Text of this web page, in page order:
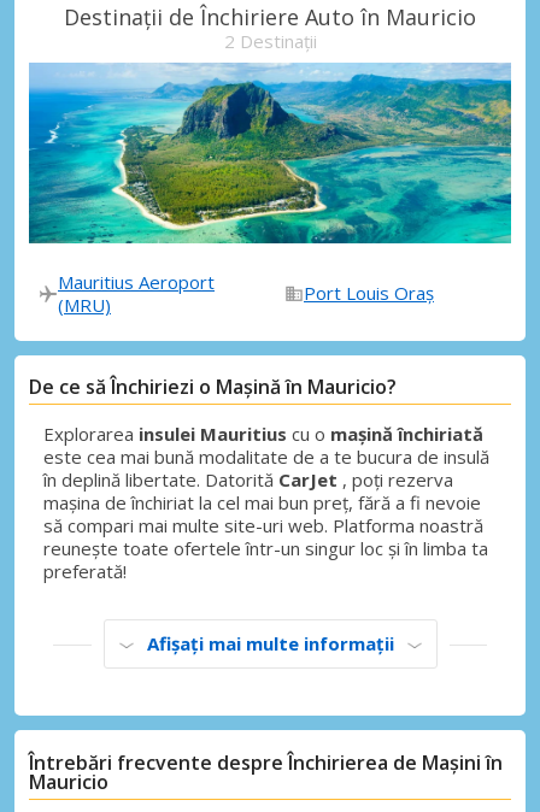
Destinații de Închiriere Auto în Mauricio
2 Destinații
Mauritius Aeroport
(MRU)
Port Louis Oraș
De ce să Închiriezi o Mașină în Mauricio?
Explorarea insulei Mauritius cu o mașină închiriată
este cea mai bună modalitate de a te bucura de insulă
în deplină libertate. Datorită CarJet , poți rezerva
mașina de închiriat la cel mai bun preț, fără a fi nevoie
să compari mai multe site-uri web. Platforma noastră
reunește toate ofertele într-un singur loc și în limba ta
preferată!
Afișați mai multe informații
Întrebări frecvente despre Închirierea de Mașini în
Mauricio